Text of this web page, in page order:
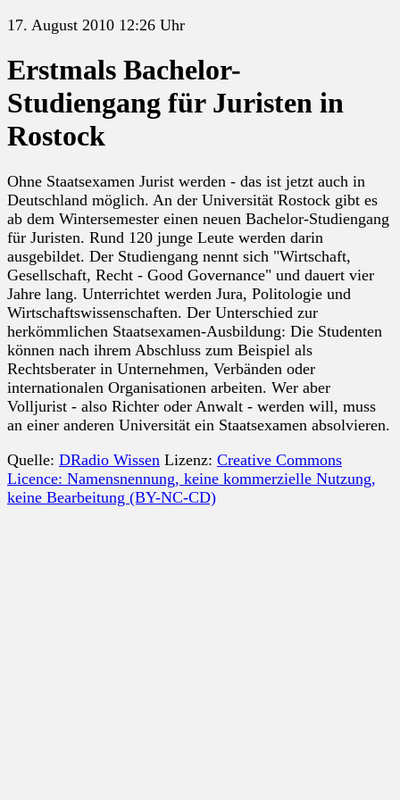
17. August 2010 12:26 Uhr
Erstmals Bachelor-
Studiengang für Juristen in
Rostock
Ohne Staatsexamen Jurist werden - das ist jetzt auch in
Deutschland möglich. An der Universität Rostock gibt es
ab dem Wintersemester einen neuen Bachelor-Studiengang
für Juristen. Rund 120 junge Leute werden darin
ausgebildet. Der Studiengang nennt sich "Wirtschaft,
Gesellschaft, Recht - Good Governance" und dauert vier
Jahre lang. Unterrichtet werden Jura, Politologie und
Wirtschaftswissenschaften. Der Unterschied zur
herkömmlichen Staatsexamen-Ausbildung: Die Studenten
können nach ihrem Abschluss zum Beispiel als
Rechtsberater in Unternehmen, Verbänden oder
internationalen Organisationen arbeiten. Wer aber
Volljurist - also Richter oder Anwalt - werden will, muss
an einer anderen Universität ein Staatsexamen absolvieren.
Quelle: DRadio Wissen Lizenz: Creative Commons
Licence: Namensnennung, keine kommerzielle Nutzung,
keine Bearbeitung (BY-NC-CD)